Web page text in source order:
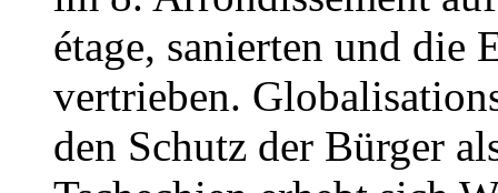
étage, sanierten und die
vertrieben.
den Schutz der Bürger